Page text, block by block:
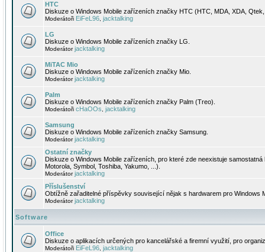
HTC
Diskuze o Windows Mobile zařízeních značky HTC (HTC, MDA, XDA,
Moderátoři EiFeL96 jacktalking
LG
Diskuze o Windows Mobile zařízeních značky LG.
Moderátorjacktalking
MiTAC Mio
Diskuze o Windows Mobile zařízeních značky Mio.
Moderátorjacktalking
Palm
Diskuze o Windows Mobile zařízeních značky Palm (Treo).
Moderátoři cHaOOs jacktalking
Samsung
Diskuze o Windows Mobile zařízeních značky Samsung.
Moderátorjacktalking
Ostatní značky
Diskuze o Windows Mobile zařízeních, pro které zde neexistuje
Motorola, Symbol, Toshiba, Yakumo, ...).
Moderátorjacktalking
Příslušenství
Obtížně zařaditelné příspěvky související nějak s hardwarem pro Windows
Moderátorjacktalking
Software
Office
Diskuze o aplikacích určených pro kancelářské a firemní využití, pro
Moderátoři EiFeL96 jacktalking